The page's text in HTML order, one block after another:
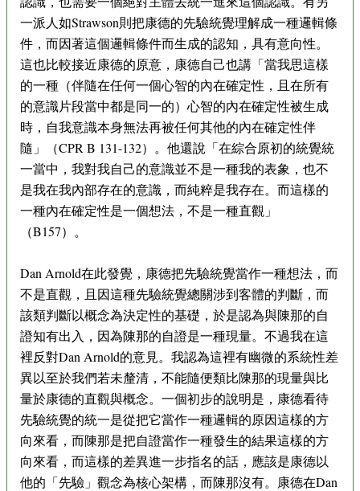
一派人如Strawson則把康德的先驗統覺理解成一種邏輯條
件，而因著這個邏輯條件而生成的認知，具有意向性。
這也比較接近康德的原意，康德自己也講「當我思這樣
的一種（伴隨在任何一個心智的內在確定性，且在所有
的意識片段當中都是同一的）心智的內在確定性被生成
時，自我意識本身無法再被任何其他的內在確定性伴
隨」（CPR B 131-132）。他還說「在綜合原初的統覺統
一當中，我對我自己的意識並不是一種我的表象，也不
是我在我內部存在的意識，而純粹是我存在。而這樣的
一種內在確定性是一個想法，不是一種直觀」
（B157）。
Dan Arnold在此發覺，康德把先驗統覺當作一種想法，而
不是直觀，且因這種先驗統覺總關涉到客體的判斷，而
該類判斷以概念為決定性的基礎，於是認為與陳那的自
證知有出入，因為陳那的自證是一種現量。不過我在這
裡反對Dan Arnold的意見。我認為這裡有幽微的系統性差
異以至於我們若未釐清，不能隨便類比陳那的現量與比
量於康德的直觀與概念。一個初步的說明是，康德看待
先驗統覺的統一是從把它當作一種邏輯的原因這樣的方
向來看，而陳那是把自證當作一種發生的結果這樣的方
向來看，而這樣的差異進一步指名的話，應該是康德以
他的「先驗」觀念為核心架構，而陳那沒有。康德在Dan